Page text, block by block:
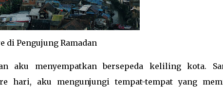
di Pengujung Ramadan
aku menyempatkan bersepeda keliling kota.
hari, aku mengunjungi tempat-tempat yang